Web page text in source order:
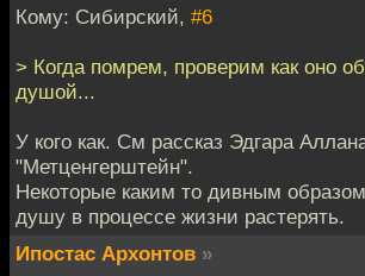
Кому: Сибирский, #6
> Когда помрем, проверим как оно
душой...
У кого как. См рассказ Эдгара
"Метценгерштейн".
Некоторые каким то дивным
душу в процессе жизни растерять.
Ипостас Архонтов »